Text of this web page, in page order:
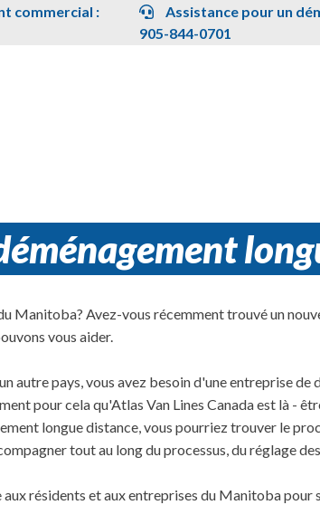
commercial :
Assistance pour un
905-844-0701
Manitoba? Avez-vous récemment trouvé un
vous aider.
autre pays, vous avez besoin d'une entreprise
pour cela qu'Atlas Van Lines Canada est là -
longue distance, vous pourriez trouver le
tout au long du processus, du réglage
résidents et aux entreprises du Manitoba